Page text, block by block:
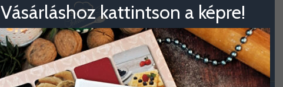
Vásárláshoz kattintson a képre!